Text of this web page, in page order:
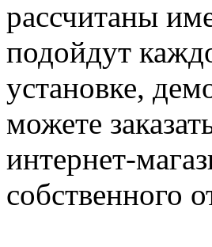
рассчитаны
подойдут
установке,
можете
интернет-
собственного